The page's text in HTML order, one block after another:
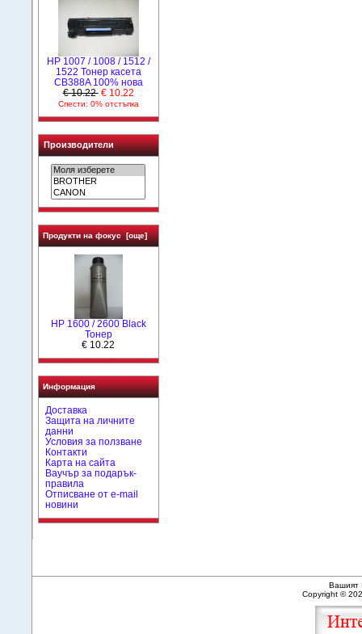
HP 1007 / 1008 / 1512 /
1522 Тонер касета
CB388A 100% нова
€ 10.22 € 10.22
Спести: 0% отстъпка
Производители
Продукти на фокус [още]
HР 1600 / 2600 Black
Тонер
€ 10.22
Информация
Доставка
Защита на личните
данни
Условия за ползване
Контакти
Карта на сайта
Ваучър за подарък-
правила
Отписване от e-mail
новини
Вашият
Copyright ©